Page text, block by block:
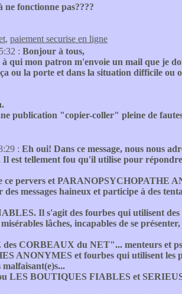
ne fonctionne pas????
, paiement securise en ligne
: Bonjour à tous,
à qui mon patron m'envoie un mail que je
ou la porte et dans la situation difficile ou
publication "copier-coller" pleine de
: Eh oui! Dans ce message, nous nous
Il est tellement fou qu'il utilise pour
ce pervers et PARANOPSYCHOPATHE
messages haineux et participe à des
Il s'agit des fourbes qui utilisent des
lâches, incapables de se présenter,
CORBEAUX du NET"... menteurs et
ANONYMES et fourbes qui utilisent les
LES BOUTIQUES FIABLES et